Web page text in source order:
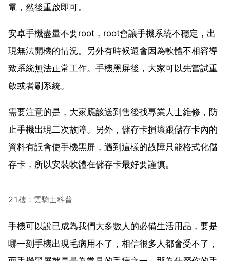
電，然後重啟即可。
安卓手機盡量不要root，root會讓手機系統不穩定，出
現無法開機的情況。另外有時候還會因為軟體不相容導
致系統無法正常工作。手機黑屏後，大家可以先嘗試重
啟或者刷系統。
需要注意的是，大家應該送到售後找專業人士維修，防
止手機出現二次故障。另外，儲存卡損壞跟儲存卡內的
資料有誤會使手機黑屏，遇到這樣的故障只能格式化儲
存卡，所以安裝軟體在儲存卡最好要謹慎。
21樓：雲騎士科普
手機可以說已成為我們大多數人的必備生活用品，要是
哪一刻手機出現毛病用不了，相信很多人都會受不了，